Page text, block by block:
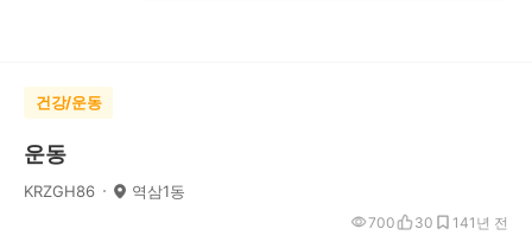
건강/운동
운동
KRZGH86 역삼1동
1년 전
700 30 14